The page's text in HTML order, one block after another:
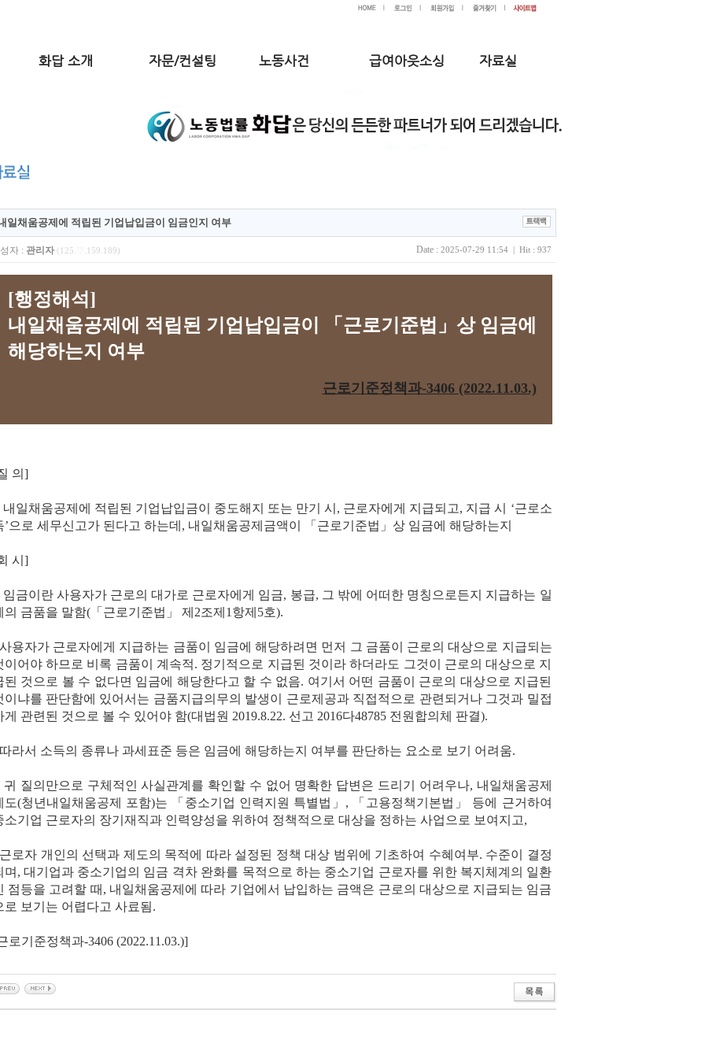
화답 소개 자문/컨설팅 노동사건 급여아웃소싱 자료실
일채움공제에 적립된 기업납입금이 임금인지 여부
자 : 관리자(125.♡.159.189) Date : 2025-07-29 11:54 | Hit : 937
[행정해석]
내일채움공제에 적립된 기업납입금이 「근로기준법」상 임금에
해당하는지 여부
근로기준정책과-3406 (2022.11.03.)
의]
일채움공제에 적립된 기업납입금이 중도해지 또는 만기 시, 근로자에게 지급되고, 지급 시 ‘근로소
’으로 세무신고가 된다고 하는데, 내일채움공제금액이 「근로기준법」상 임금에 해당하는지
시]
임금이란 사용자가 근로의 대가로 근로자에게 임금, 봉급, 그 밖에 어떠한 명칭으로든지 지급하는 일
의 금품을 말함(「근로기준법」 제2조제1항제5호).
용자가 근로자에게 지급하는 금품이 임금에 해당하려면 먼저 그 금품이 근로의 대상으로 지급되는
이어야 하므로 비록 금품이 계속적. 정기적으로 지급된 것이라 하더라도 그것이 근로의 대상으로 지
된 것으로 볼 수 없다면 임금에 해당한다고 할 수 없음. 여기서 어떤 금품이 근로의 대상으로 지급된
이냐를 판단함에 있어서는 금품지급의무의 발생이 근로제공과 직접적으로 관련되거나 그것과 밀접
게 관련된 것으로 볼 수 있어야 함(대법원 2019.8.22. 선고 2016다48785 전원합의체 판결).
라서 소득의 종류나 과세표준 등은 임금에 해당하는지 여부를 판단하는 요소로 보기 어려움.
귀 질의만으로 구체적인 사실관계를 확인할 수 없어 명확한 답변은 드리기 어려우나, 내일채움공제
도(청년내일채움공제 포함)는 「중소기업 인력지원 특별법」, 「고용정책기본법」 등에 근거하여
소기업 근로자의 장기재직과 인력양성을 위하여 정책적으로 대상을 정하는 사업으로 보여지고,
로자 개인의 선택과 제도의 목적에 따라 설정된 정책 대상 범위에 기초하여 수혜여부. 수준이 결정
며, 대기업과 중소기업의 임금 격차 완화를 목적으로 하는 중소기업 근로자를 위한 복지체계의 일환
점등을 고려할 때, 내일채움공제에 따라 기업에서 납입하는 금액은 근로의 대상으로 지급되는 임금
로 보기는 어렵다고 사료됨.
로기준정책과-3406 (2022.11.03.)]